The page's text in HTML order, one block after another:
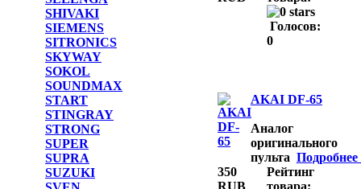
SHIVAKI
SIEMENS
SITRONICS
SKYWAY
SOKOL
SOUNDMAX
START
STINGRAY
STRONG
SUPER
SUPRA
SUZUKI
Голосов:
0
AKAI DF-65
Аналог
оригинального
пульта Подробнее
350
Рейтинг